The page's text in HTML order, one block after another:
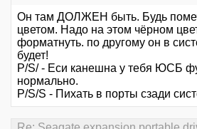
Он там ДОЛЖЕН быть. Будь
цветом. Надо на этом чёрном
форматнуть. по другому он в
будет!
P/S/ - Еси канешна у тебя ЮСБ
нормально.
P/S/S - Пихать в порты сзади